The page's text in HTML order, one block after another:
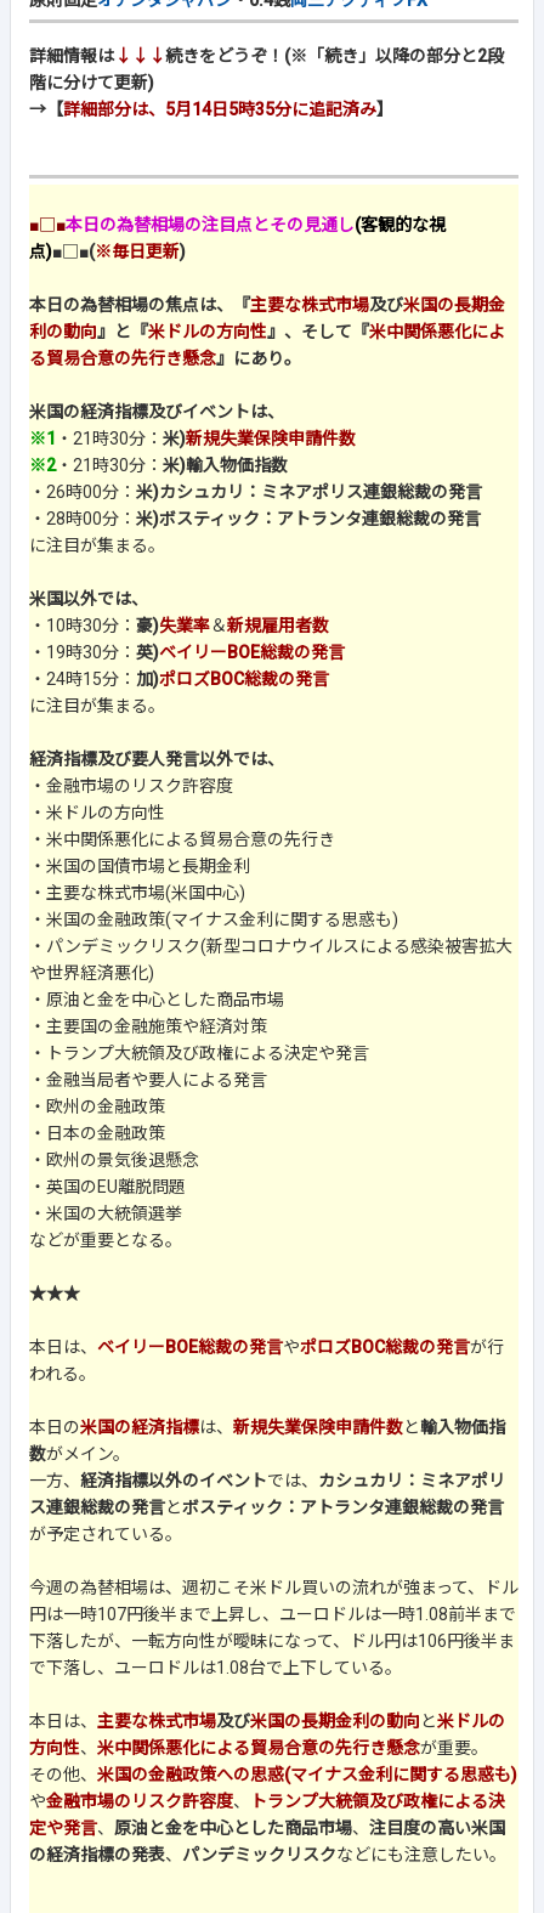
詳細情報は↓↓↓続きをどうぞ！(※「続き」以降の部分と2段
階に分けて更新)
→【詳細部分は、5月14日5時35分に追記済み】
■□■本日の為替相場の注目点とその見通し(客観的な視
点)■□■(※毎日更新)
本日の為替相場の焦点は、『主要な株式市場及び米国の長期金
利の動向』と『米ドルの方向性』、そして『米中関係悪化によ
る貿易合意の先行き懸念』にあり。
米国の経済指標及びイベントは、
※1 ・21時30分： 米)新規失業保険申請件数
※2・21時30分： 米)輸入物価指数
・26時00分： 米)カシュカリ：ミネアポリス連銀総裁の発言
・28時00分： 米)ボスティック：アトランタ連銀総裁の発言
に注目が集まる。
米国以外では、
・10時30分： 豪)失業率＆新規雇用者数
・19時30分： 英)ベイリーBOE総裁の発言
・24時15分： 加)ポロズBOC総裁の発言
に注目が集まる。
経済指標及び要人発言以外では、
・金融市場のリスク許容度
・米ドルの方向性
・米中関係悪化による貿易合意の先行き
・米国の国債市場と長期金利
・主要な株式市場(米国中心)
・米国の金融政策(マイナス金利に関する思惑も)
・パンデミックリスク(新型コロナウイルスによる感染被害拡大
や世界経済悪化)
・原油と金を中心とした商品市場
・主要国の金融施策や経済対策
・トランプ大統領及び政権による決定や発言
・金融当局者や要人による発言
・欧州の金融政策
・日本の金融政策
・欧州の景気後退懸念
・英国のEU離脱問題
・米国の大統領選挙
などが重要となる。
★★★
本日は、 ベイリーBOE総裁の発言やポロズBOC総裁の発言が行
われる。
本日の米国の経済指標は、 新規失業保険申請件数と輸入物価指
数がメイン。
一方、 経済指標以外のイベントでは、 カシュカリ：ミネアポリ
ス連銀総裁の発言とボスティック：アトランタ連銀総裁の発言
が予定されている。
今週の為替相場は、週初こそ米ドル買いの流れが強まって、ドル
円は一時107円後半まで上昇し、ユーロドルは一時1.08前半まで
下落したが、一転方向性が曖昧になって、ドル円は106円後半ま
で下落し、ユーロドルは1.08台で上下している。
本日は、 主要な株式市場及び米国の長期金利の動向と米ドルの
方向性、 米中関係悪化による貿易合意の先行き懸念が重要。
その他、 米国の金融政策への思惑(マイナス金利に関する思惑も)
や金融市場のリスク許容度、
トランプ大統領及び政権による決
定や発言、 原油と金を中心とした商品市場、 注目度の高い米国
の経済指標の発表、 パンデミックリスクなどにも注意したい。